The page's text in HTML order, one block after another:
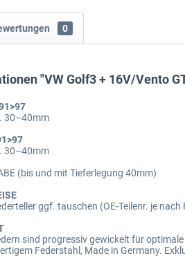
0
"VW Golf3 + 16V/Vento
30–40mm
30–40mm
(bis und mit Tieferlegung 40mm)
ggf. tauschen (OE-Teilenr. je
sind progressiv gewickelt für
Federstahl, Made in Germany.